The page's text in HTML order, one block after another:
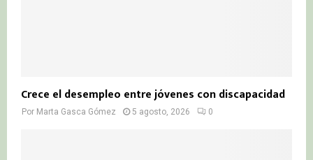
Crece el desempleo entre jóvenes con discapacidad
Por Marta Gasca Gómez 5 agosto, 2026 0